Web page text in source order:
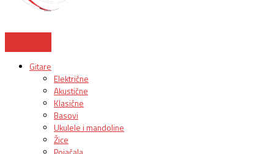
Gitare
Električne
Akustične
Klasične
Basovi
Ukulele i mandoline
Žice